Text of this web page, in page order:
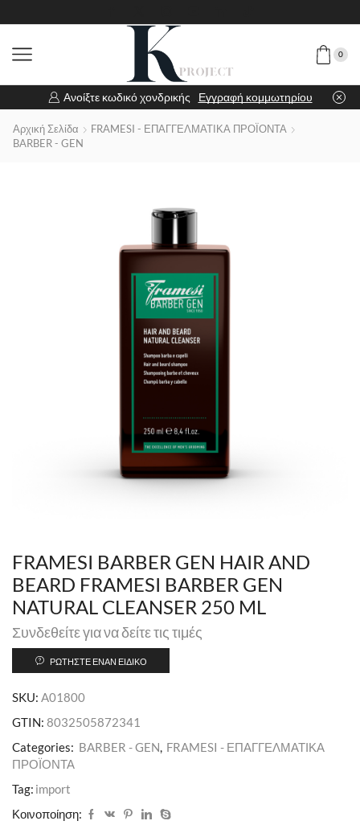
0
Ανοίξτε κωδικό χονδρικής Εγγραφή κομμωτηρίου
Αρχική Σελίδα
FRAMESI - ΕΠΑΓΓΕΛΜΑΤΙΚΑ ΠΡΟΪΟΝΤΑ
BARBER - GEN
FRAMESI BARBER GEN HAIR AND
BEARD FRAMESI BARBER GEN
NATURAL CLEANSER 250 ML
Συνδεθείτε για να δείτε τις τιμές
ΡΩΤΉΣΤΕ ΈΝΑΝ ΕΙΔΙΚΌ
SKU: A01800
GTIN: 8032505872341
Categories: BARBER - GEN, FRAMESI - ΕΠΑΓΓΕΛΜΑΤΙΚΑ
ΠΡΟΪΟΝΤΑ
Tag: import
Κοινοποίηση: